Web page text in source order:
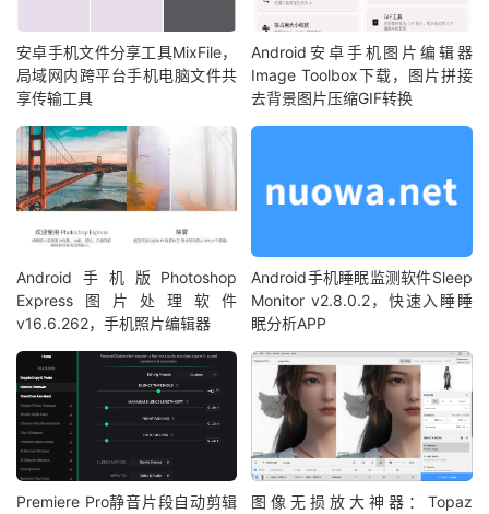
安卓手机文件分享工具MixFile，
局域网内跨平台手机电脑文件共
享传输工具
Android安卓手机图片编辑器
Image Toolbox下载，图片拼接
去背景图片压缩GIF转换
Android手机版Photoshop
Express图片处理软件
v16.6.262，手机照片编辑器
Android手机睡眠监测软件Sleep
Monitor v2.8.0.2，快速入睡睡
眠分析APP
Premiere Pro静音片段自动剪辑
图像无损放大神器：Topaz